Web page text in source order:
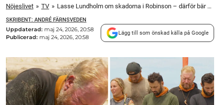
Nöjeslivet » TV » Lasse Lundholm om skadorna i Robinson – därför bär alla bandage
SKRIBENT: ANDRÉ FÄRNSVEDEN
Uppdaterad: maj 24, 2026, 20:58
Publicerad: maj 24, 2026, 20:58
Lägg till som önskad källa på Google